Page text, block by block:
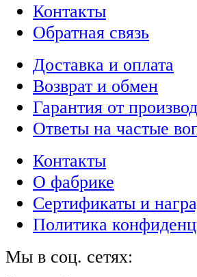
Контакты
Обратная связь
Доставка и оплата
Возврат и обмен
Гарантия от
Ответы на частые
Контакты
О фабрике
Сертификаты и
Политика
Мы в соц. сетях: